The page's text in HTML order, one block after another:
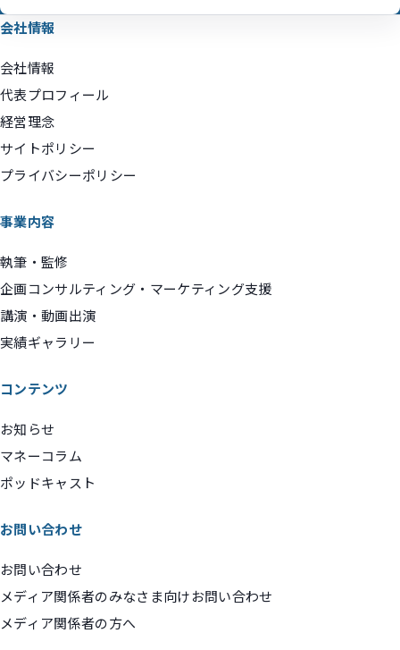
会社情報
会社情報
代表プロフィール
経営理念
サイトポリシー
プライバシーポリシー
事業内容
執筆・監修
企画コンサルティング・マーケティング支援
講演・動画出演
実績ギャラリー
コンテンツ
お知らせ
マネーコラム
ポッドキャスト
お問い合わせ
お問い合わせ
メディア関係者のみなさま向けお問い合わせ
メディア関係者の方へ